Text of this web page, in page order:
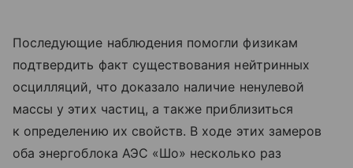
Последующие наблюдения помогли физикам
подтвердить факт существования нейтринных
осцилляций, что доказало наличие ненулевой
массы у этих частиц, а также приблизиться
к определению их свойств. В ходе этих замеров
оба энергоблока АЭС «Шо» несколько раз